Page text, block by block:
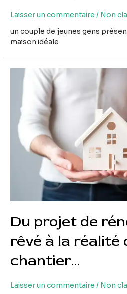
Laisser un commentaire / Non
un couple de jeunes gens
maison idéale
Du projet de
rêvé à la réalité
chantier…
Laisser un commentaire / Non